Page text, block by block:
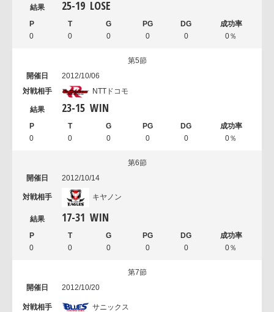
25-19 LOSE
0 0 0 0 0 0％
第5節
2012/10/06
NTTドコモ
23-15 WIN
0 0 0 0 0 0％
第6節
2012/10/14
キヤノン
17-31 WIN
0 0 0 0 0 0％
第7節
2012/10/20
サニックス